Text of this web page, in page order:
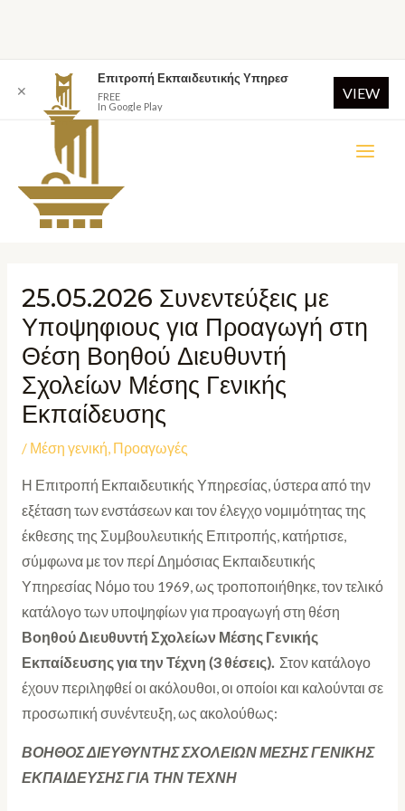
25.05.2026 Συνεντεύξεις με
Υποψηφιους για Προαγωγή στη
Θέση Βοηθού Διευθυντή
Σχολείων Μέσης Γενικής
Εκπαίδευσης
/ Μέση γενική, Προαγωγές
Η Επιτροπή Εκπαιδευτικής Υπηρεσίας, ύστερα από την
εξέταση των ενστάσεων και τον έλεγχο νομιμότητας της
έκθεσης της Συμβουλευτικής Επιτροπής, κατήρτισε,
σύμφωνα με τον περί Δημόσιας Εκπαιδευτικής
Υπηρεσίας Νόμο του 1969, ως τροποποιήθηκε, τον τελικό
κατάλογο των υποψηφίων για προαγωγή στη θέση
ΒοηθούΔιευθυντή Σχολείων Μέσης Γενικής
Εκπαίδευσης για την Τέχνη (3 θέσεις). Στον κατάλογο
έχουν περιληφθεί οι ακόλουθοι, οι οποίοι και καλούνται σε
προσωπική συνέντευξη, ως ακολούθως:
ΒΟΗΘΟΣ ΔΙΕΥΘΥΝΤΗΣ ΣΧΟΛΕΙΩΝ ΜΕΣΗΣ ΓΕΝΙΚΗΣ
ΕΚΠΑΙΔΕΥΣΗΣ ΓΙΑ ΤΗΝ ΤΕΧΝΗ
✕
Επιτροπή Εκπαιδευτικής Υπηρεσ
FREE
In Google Play
VIEW